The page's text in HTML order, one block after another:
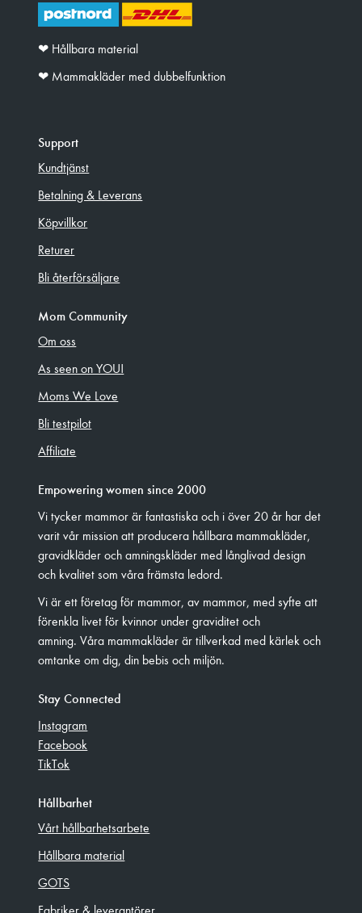
❤︎ Hållbara material
❤︎ Mammakläder med dubbelfunktion
Support
Kundtjänst
Betalning & Leverans
Köpvillkor
Returer
Bli återförsäljare
Mom Community
Om oss
As seen on YOU!
Moms We Love
Bli testpilot
Affiliate
Empowering women since 2000
Vi tycker mammor är fantastiska och i över 20 år har det
varit vår mission att producera hållbara mammakläder,
gravidkläder och amningskläder med långlivad design
och kvalitet som våra främsta ledord.
Vi är ett företag för mammor, av mammor, med syfte att
förenkla livet för kvinnor under graviditet och
amning. Våra mammakläder är tillverkad med kärlek och
omtanke om dig, din bebis och miljön.
Stay Connected
Instagram
Facebook
TikTok
Hållbarhet
Vårt hållbarhetsarbete
Hållbara material
GOTS
Fabriker & leverantörer